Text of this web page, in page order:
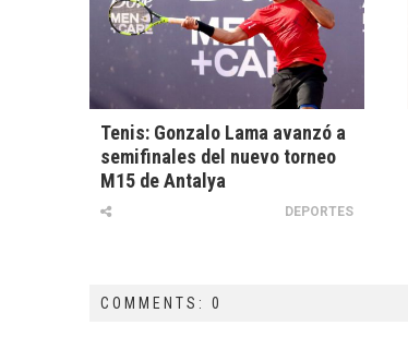
Tenis: Gonzalo Lama avanzó a
semifinales del nuevo torneo
M15 de Antalya
DEPORTES
COMMENTS: 0